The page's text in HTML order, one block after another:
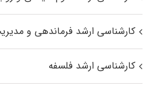
کارشناسی ارشد فرماندهی و
کارشناسی ارشد فلسفه